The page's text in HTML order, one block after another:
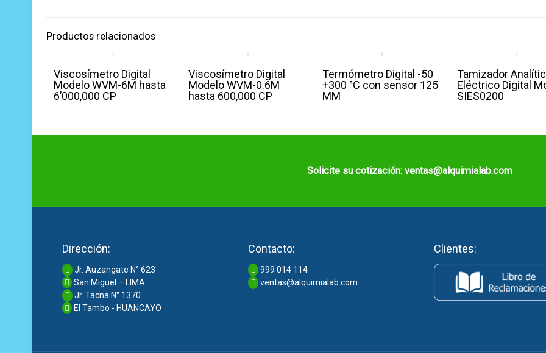
Productos relacionados
Viscosímetro Digital
Modelo WVM-6M hasta
6’000,000 CP
Viscosímetro Digital
Modelo WVM-0.6M
hasta 600,000 CP
Termómetro Digital -50
+300 °C con sensor 125
MM
Tamizador
Eléctrico Digital
SIES0200
Solicite su cotización: ventas@alquimialab.com
Dirección:
Jr. Auzangate N° 623
San Miguel – LIMA
Jr. Tacna N° 1370
El Tambo - HUANCAYO
Contacto:
999 014 114
ventas@alquimialab.com
Clientes: